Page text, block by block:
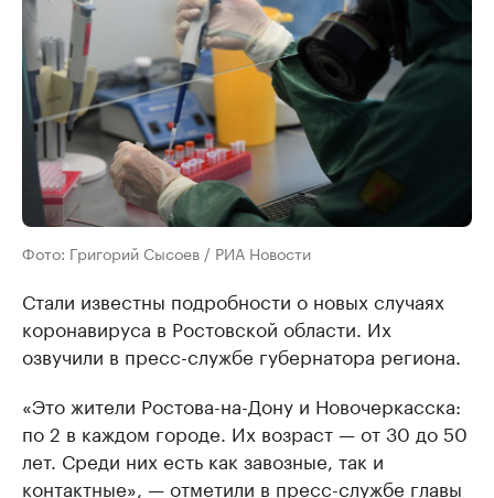
Фото: Григорий Сысоев / РИА Новости
Стали известны подробности о новых случаях
коронавируса в Ростовской области. Их
озвучили в пресс-службе губернатора региона.
«Это жители Ростова-на-Дону и Новочеркасска:
по 2 в каждом городе. Их возраст — от 30 до 50
лет. Среди них есть как завозные, так и
контактные», — отметили в пресс-службе главы